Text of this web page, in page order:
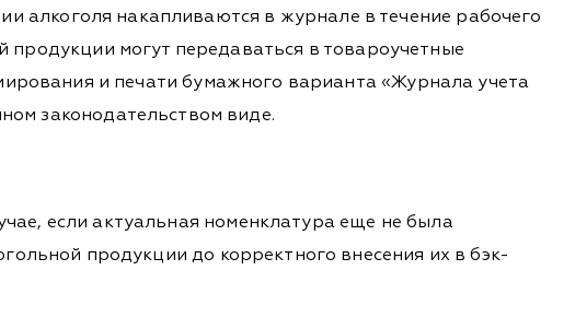
алкоголя накапливаются в журнале в течение рабочего
могут передаваться в товароучетные
и печати бумажного варианта «Журнала учета
законодательством виде.
если актуальная номенклатура еще не была
продукции до корректного внесения их в бэк-